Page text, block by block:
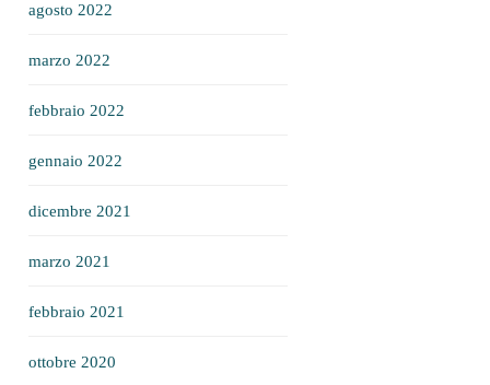
agosto 2022
marzo 2022
febbraio 2022
gennaio 2022
dicembre 2021
marzo 2021
febbraio 2021
ottobre 2020